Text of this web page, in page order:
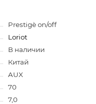
Prestigè on/off
Loriot
В наличии
Китай
AUX
70
7,0